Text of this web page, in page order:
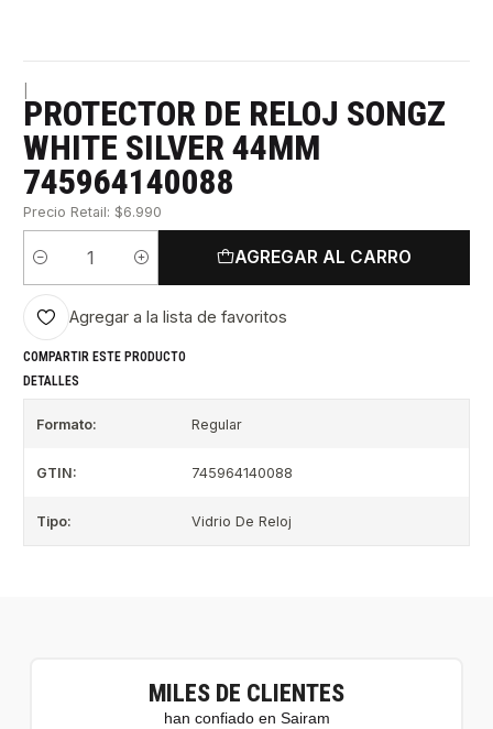
PROTECTOR DE RELOJ SONGZ
WHITE SILVER 44MM
745964140088
Precio Retail: $6.990
Cantidad
AGREGAR AL CARRO
Agregar a la lista de favoritos
COMPARTIR ESTE PRODUCTO
DETALLES
Formato: Regular
GTIN: 745964140088
Tipo: Vidrio De Reloj
MILES DE CLIENTES
han confiado en Sairam